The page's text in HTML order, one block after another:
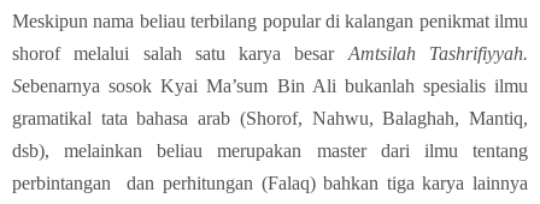
Meskipun nama beliau terbilang popular di kalangan penikmat ilmu
shorof melalui salah satu karya besar Amtsilah Tashrifiyyah.
Sebenarnya sosok Kyai Ma’sum Bin Ali bukanlah spesialis ilmu
gramatikal tata bahasa arab (Shorof, Nahwu, Balaghah, Mantiq,
dsb), melainkan beliau merupakan master dari ilmu tentang
perbintangan dan perhitungan (Falaq) bahkan tiga karya lainnya